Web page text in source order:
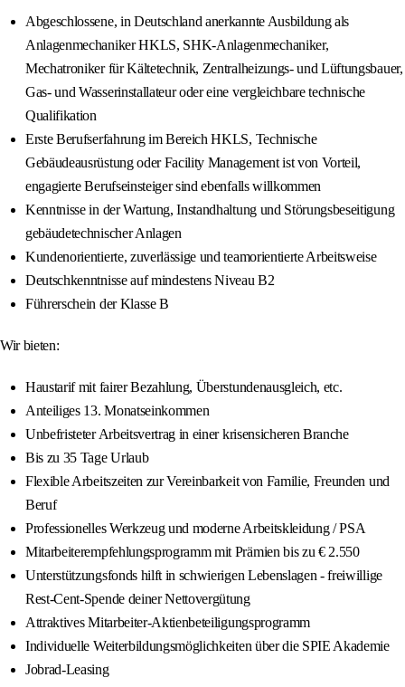
Abgeschlossene, in Deutschland anerkannte Ausbildung als
Anlagenmechaniker HKLS, SHK-Anlagenmechaniker,
Mechatroniker für Kältetechnik, Zentralheizungs- und Lüftungsbauer,
Gas- und Wasserinstallateur oder eine vergleichbare technische
Qualifikation
Erste Berufserfahrung im Bereich HKLS, Technische
Gebäudeausrüstung oder Facility Management ist von Vorteil,
engagierte Berufseinsteiger sind ebenfalls willkommen
Kenntnisse in der Wartung, Instandhaltung und Störungsbeseitigung
gebäudetechnischer Anlagen
Kundenorientierte, zuverlässige und teamorientierte Arbeitsweise
Deutschkenntnisse auf mindestens Niveau B2
Führerschein der Klasse B
Wir bieten:
Haustarif mit fairer Bezahlung, Überstundenausgleich, etc.
Anteiliges 13. Monatseinkommen
Unbefristeter Arbeitsvertrag in einer krisensicheren Branche
Bis zu 35 Tage Urlaub
Flexible Arbeitszeiten zur Vereinbarkeit von Familie, Freunden und
Beruf
Professionelles Werkzeug und moderne Arbeitskleidung / PSA
Mitarbeiterempfehlungsprogramm mit Prämien bis zu € 2.550
Unterstützungsfonds hilft in schwierigen Lebenslagen - freiwillige
Rest-Cent-Spende deiner Nettovergütung
Attraktives Mitarbeiter-Aktienbeteiligungsprogramm
Individuelle Weiterbildungsmöglichkeiten über die SPIE Akademie
Jobrad-Leasing